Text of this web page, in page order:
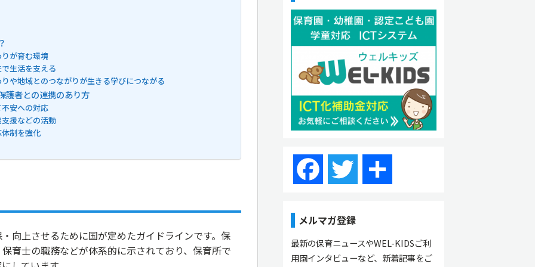
が育む環境
生活を支える
や地域とのつながりが生きる学びにつながる
護者との連携のあり方
安への対応
援などの活動
制を強化
向上させるために国が定めたガイドラインです。保
育士の職務などが体系的に示されており、保育所で
FacebookTwitter共
メルマガ登録
最新の保育ニュースやWEL-KIDSご利
用園インタビューなど、新着記事をご